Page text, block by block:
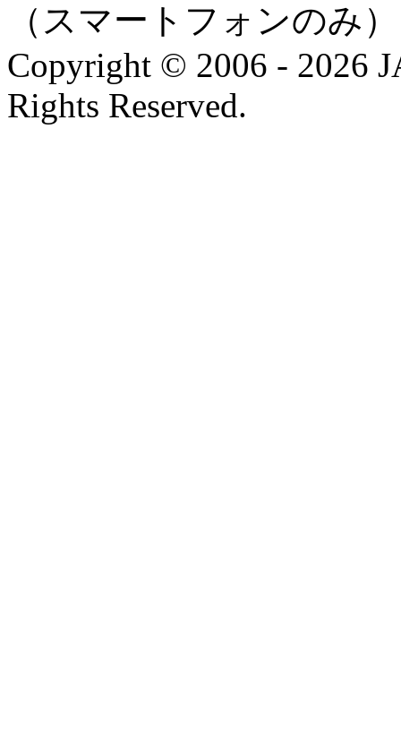
（スマートフォンのみ）
Copyright © 2006 - 2026
Rights Reserved.